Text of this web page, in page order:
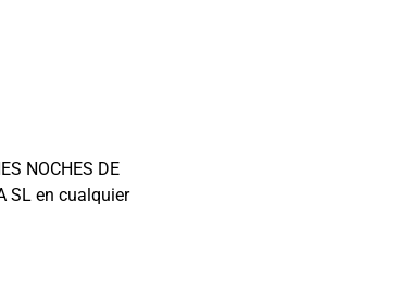
NOCHES DE
SL en cualquier